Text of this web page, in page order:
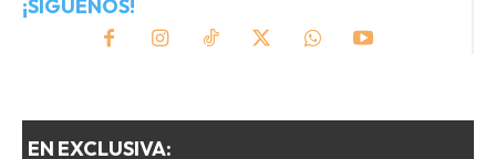
¡SÍGUENOS!
EN EXCLUSIVA: